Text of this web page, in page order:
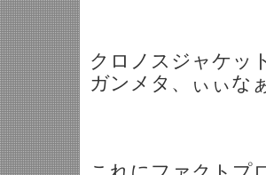
クロノスジャケッ
ガンメタ、ぃぃな